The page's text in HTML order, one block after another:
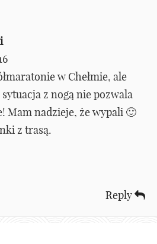
w Chełmie, ale
z nogą nie pozwala
Mam nadzieje, że wypali 🙂
z trasą.
Reply